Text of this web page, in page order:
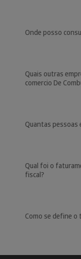
Onde posso
Quais outras
comercio De
Quantas pessoas
Qual foi o
fiscal?
Como se define o